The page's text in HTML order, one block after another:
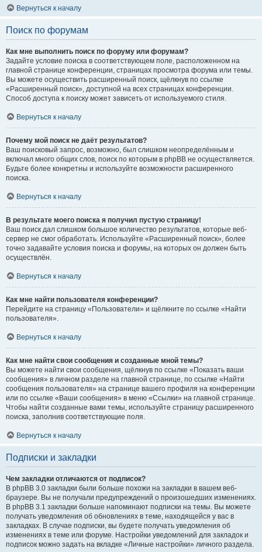
Вернуться к началу
Поиск по форумам
Как мне выполнить поиск по форуму или форумам?
Задайте условие поиска в соответствующем поле, расположенном на
главной странице конференции, страницах просмотра форума или темы.
Вы можете осуществить расширенный поиск, щёлкнув по ссылке
«Расширенный поиск», доступной на всех страницах конференции.
Способ доступа к поиску может зависеть от используемого стиля.
Вернуться к началу
Почему мой поиск не даёт результатов?
Ваш поисковый запрос, возможно, был слишком неопределённым и
включал много общих слов, поиск по которым в phpBB не осуществляется.
Будьте более конкретны и используйте возможности расширенного
поиска.
Вернуться к началу
В результате моего поиска я получил пустую страницу!
Ваш поиск дал слишком большое количество результатов, которые веб-
сервер не смог обработать. Используйте «Расширенный поиск», более
точно задавайте условия поиска и форумы, на которых он должен быть
осуществлён.
Вернуться к началу
Как мне найти пользователя конференции?
Перейдите на страницу «Пользователи» и щёлкните по ссылке «Найти
пользователя».
Вернуться к началу
Как мне найти свои сообщения и созданные мной темы?
Вы можете найти свои сообщения, щёлкнув по ссылке «Показать ваши
сообщения» в личном разделе на главной странице, по ссылке «Найти
сообщения пользователя» на странице вашего профиля на конференции
или по ссылке «Ваши сообщения» в меню «Ссылки» на главной странице.
Чтобы найти созданные вами темы, используйте страницу расширенного
поиска, заполнив соответствующие поля.
Вернуться к началу
Подписки и закладки
Чем закладки отличаются от подписок?
В phpBB 3.0 закладки были больше похожи на закладки в вашем веб-
браузере. Вы не получали предупреждений о произошедших изменениях.
В phpBB 3.1 закладки больше напоминают подписки на темы. Вы можете
получать уведомления об обновлениях в теме, находящейся у вас в
закладках. В случае подписки, вы будете получать уведомления об
изменениях в теме или форуме. Настройки уведомлений для закладок и
подписок можно задать на вкладке «Личные настройки» личного раздела.